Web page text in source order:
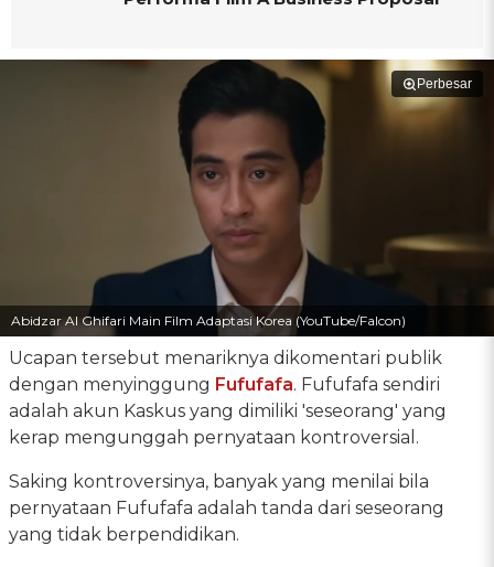
Perbesar
Abidzar Al Ghifari Main Film Adaptasi Korea (YouTube/Falcon)
Ucapan tersebut menariknya dikomentari publik
dengan menyinggung Fufufafa. Fufufafa sendiri
adalah akun Kaskus yang dimiliki 'seseorang' yang
kerap mengunggah pernyataan kontroversial.
Saking kontroversinya, banyak yang menilai bila
pernyataan Fufufafa adalah tanda dari seseorang
yang tidak berpendidikan.